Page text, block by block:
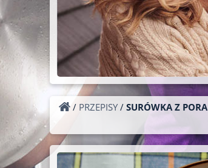
/ PRZEPISY / SURÓWKA Z PORA